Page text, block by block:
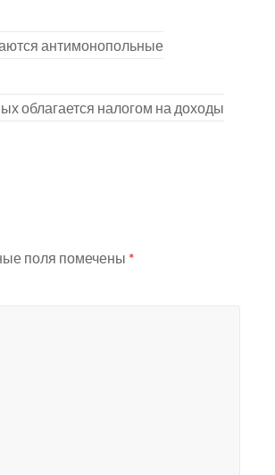
антимонопольные
облагается налогом на доходы
поля помечены *